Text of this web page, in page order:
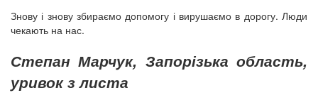
Знову і знову збираємо допомогу і вирушаємо в дорогу. Люди
чекають на нас.
Степан Марчук, Запорізька область,
уривок з листа